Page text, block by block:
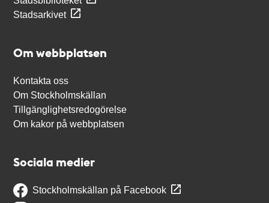
Stadsarkivet
Om webbplatsen
Kontakta oss
Om Stockholmskällan
Tillgänglighetsredogörelse
Om kakor på webbplatsen
Sociala medier
Stockholmskällan på Facebook